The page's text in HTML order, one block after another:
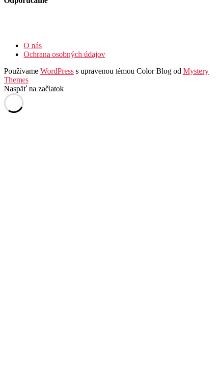
O nás
Ochrana osobných údajov
Používame WordPress s upravenou témou Color Blog od Mystery
Themes
Naspäť na začiatok